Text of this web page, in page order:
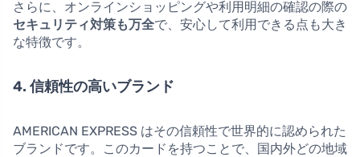
さらに、オンラインショッピングや利用明細の確認の際の
セキュリティ対策も万全で、安心して利用できる点も大き
な特徴です。
4. 信頼性の高いブランド
AMERICAN EXPRESS はその信頼性で世界的に認められた
ブランドです。このカードを持つことで、国内外どの地域